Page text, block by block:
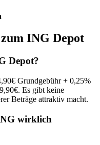
ING Depot
Depot?
Grundgebühr + 0,25%
Es gibt keine
Beträge attraktiv macht.
wirklich